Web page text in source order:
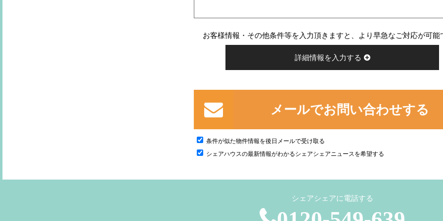
お客様情報・その他条件等を入力頂きますと、より早急なご対応が可能
詳細情報を入力する
メールでお問い合わせする
条件が似た物件情報を後日メールで受け取る
シェアハウスの最新情報がわかるシェアシェアニュースを希望する
シェアシェアに電話する